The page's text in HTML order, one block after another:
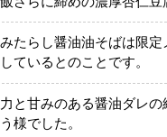
たらし醤油油そばは限
ているとのことです。
と甘みのある醤油ダレ
様でした。